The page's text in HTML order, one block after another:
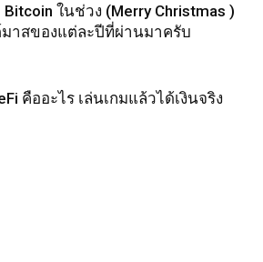
Bitcoin ในช่วง (Merry Christmas )
าสของแต่ละปีที่ผ่านมาครับ
คืออะไร เล่นเกมแล้วได้เงินจริง